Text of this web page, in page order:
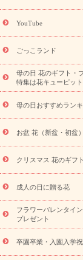
(トルコキキョウ)
ら探す
お祝いの
念日
結婚祝い
寿祝い
プチギフト
供え・お悔やみ商品
お供え プリザーブ
盆・初盆）
その
ビジネス用
ご
ドフラワー
スタ
ンド花
お祝い
ディ胡蝶蘭・お祝い
観葉植物
観葉
お祝い
お供え・
プチギフト（
キューピットの
YouTube
ごっこランド
母の日 花のギフト・
特集は花キューピット
母の日おすすめラン
お盆 花（新盆・初盆）
クリスマス 花のギフ
成人の日に贈る花
フラワーバレンタイ
プレゼント
卒園卒業・入園入学